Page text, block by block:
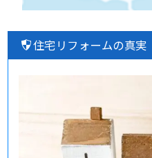
住宅リフォームの真実